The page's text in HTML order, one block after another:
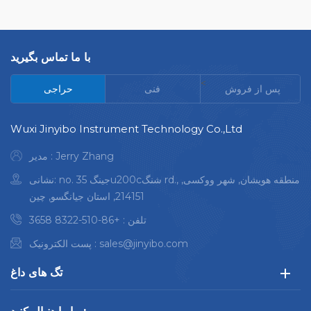
فضای موجود و اندازه اجزای
است در صنایع قطعات خودرو،
بی ام و، جنرال موتورز، فورد و
سایر خودروسازان بزرگ را
با ما تماس بگیرید
حراجی فنی < پس از فروش
Wuxi Jinyibo Instrument Technology Co.,Ltd
مدیر : Jerry Zhang
نشانی: no. 35 جینگu200cشنگ rd., منطقه هویشان, شهر ووکسی,
214151, استان جیانگسو, چین
تلفن : +86-510-8322 3658
پست الکترونیک : sales@jinyibo.com
تگ های داغ